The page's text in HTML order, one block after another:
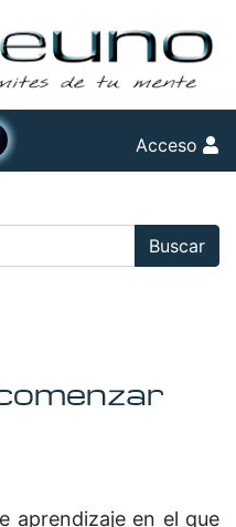
Acceso
Buscar
aprendizaje en el que